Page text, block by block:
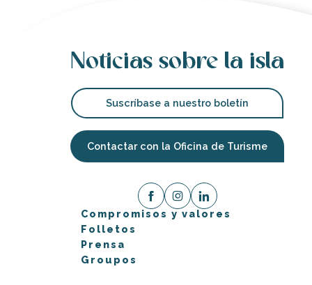
Noticias sobre la isla
Suscríbase a nuestro boletín
Contactar con la Oficina de Turisme
Compromisos y valores
Folletos
Prensa
Groupos